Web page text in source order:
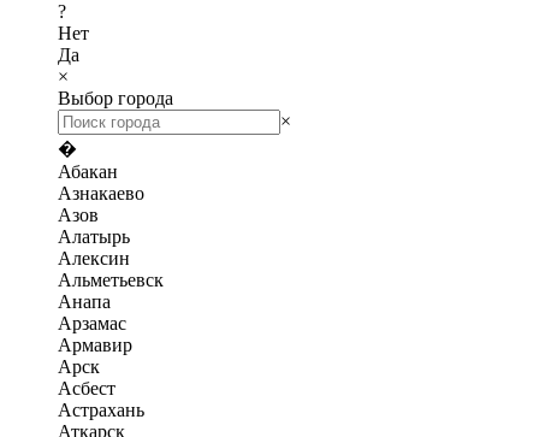
?
Нет
Да
×
Выбор города
×
�
Абакан
Азнакаево
Азов
Алатырь
Алексин
Альметьевск
Анапа
Арзамас
Армавир
Арск
Асбест
Астрахань
Аткарск